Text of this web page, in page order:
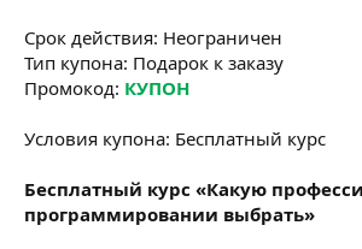
Срок действия: Неограничен
Тип купона: Подарок к заказу
Промокод: КУПОН
Условия купона: Бесплатный курс
Бесплатный курс «Какую
программировании выбрать»